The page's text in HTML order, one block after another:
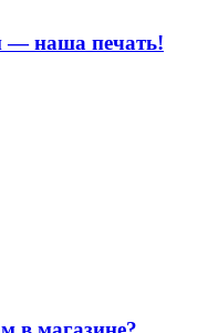
— наша печать!